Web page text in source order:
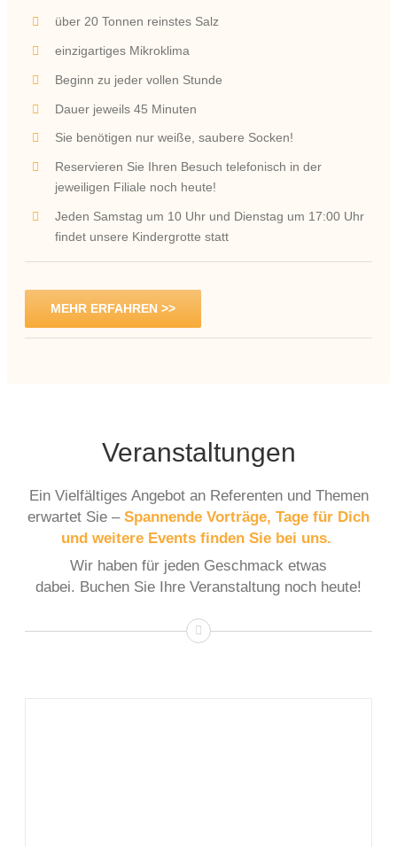
über 20 Tonnen reinstes Salz
einzigartiges Mikroklima
Beginn zu jeder vollen Stunde
Dauer jeweils 45 Minuten
Sie benötigen nur weiße, saubere Socken!
Reservieren Sie Ihren Besuch telefonisch in der
jeweiligen Filiale noch heute!
Jeden Samstag um 10 Uhr und Dienstag um 17:00 Uhr
findet unsere Kindergrotte statt
MEHR ERFAHREN >>
Veranstaltungen
Ein Vielfältiges Angebot an Referenten und Themen
erwartet Sie – Spannende Vorträge, Tage für Dich
und weitere Events finden Sie bei uns.
Wir haben für jeden Geschmack etwas
dabei. Buchen Sie Ihre Veranstaltung noch heute!